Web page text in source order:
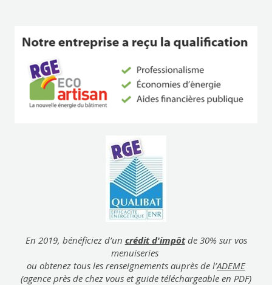
En 2019, bénéficiez d’un crédit d'impôt de 30% sur vos
menuiseries
ou obtenez tous les renseignements auprès de l’ADEME
(agence près de chez vous et guide téléchargeable en PDF)